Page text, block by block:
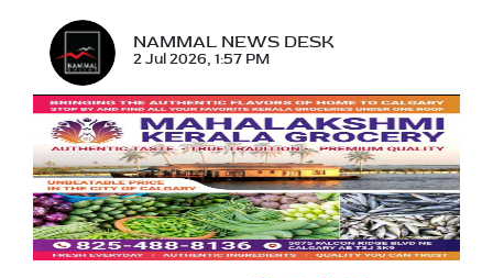
NAMMAL NEWS DESK
2 Jul 2026, 1:57 PM